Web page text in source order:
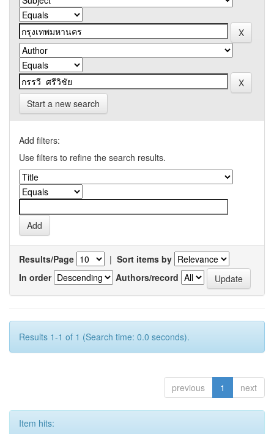
Start a new search
Add filters:
Use filters to refine the search results.
Results/Page | Sort items by
In order
Authors/record
Results 1-1 of 1 (Search time: 0.0 seconds).
previous 1 next
Item hits: